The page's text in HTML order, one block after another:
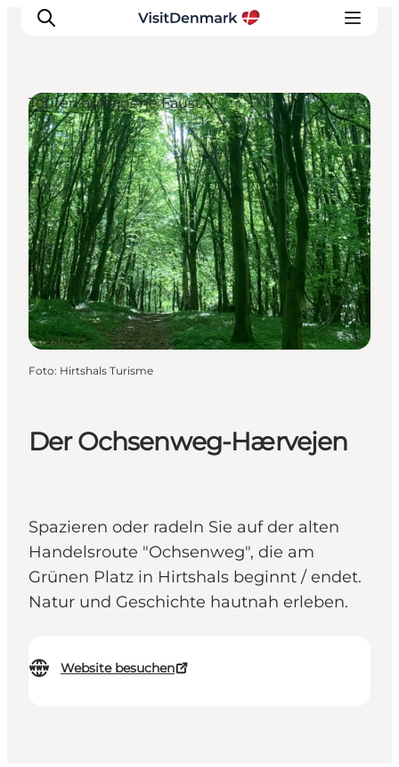
Inspiration
Regionen
Erlebnisse
Unterkünfte
Reiseplanung
Der Ochsenweg-Hærvejen
Spazieren oder radeln Sie auf der alten
Handelsroute "Ochsenweg", die am
Grünen Platz in Hirtshals beginnt / endet.
Natur und Geschichte hautnah erleben.
Website besuchen
Touren auf eigene Faust
Foto: Hirtshals Turisme